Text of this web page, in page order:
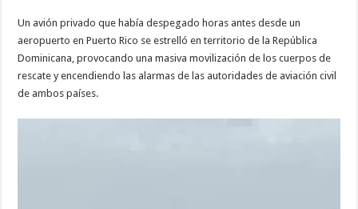
Un avión privado que había despegado horas antes desde un
aeropuerto en Puerto Rico se estrelló en territorio de la República
Dominicana, provocando una masiva movilización de los cuerpos de
rescate y encendiendo las alarmas de las autoridades de aviación civil
de ambos países.